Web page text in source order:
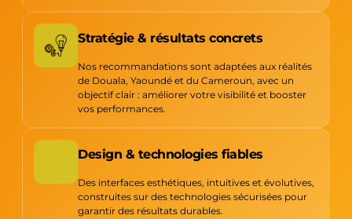
Stratégie & résultats concrets
Nos recommandations sont adaptées aux réalités
de Douala, Yaoundé et du Cameroun, avec un
objectif clair : améliorer votre visibilité et booster
vos performances.
Design & technologies fiables
Des interfaces esthétiques, intuitives et évolutives,
construites sur des technologies sécurisées pour
garantir des résultats durables.